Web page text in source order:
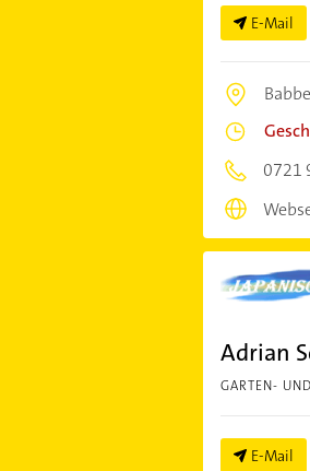
E-Mail
0721
Adrian
GARTEN-
E-Mail